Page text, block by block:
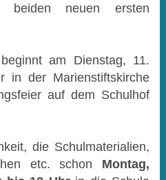
beiden neuen ersten
am Dienstag, 11.
in der Marienstiftskirche
auf dem Schulhof
die Schulmaterialien,
etc. schon
Montag,